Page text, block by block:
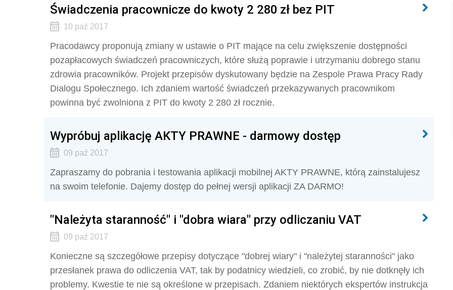
Świadczenia pracownicze do kwoty 2 280 zł bez PIT
10 paź 2017
Pracodawcy proponują zmiany w ustawie o PIT mające na celu zwiększenie dostępności
pozapłacowych świadczeń pracowniczych, które służą poprawie i utrzymaniu dobrego stanu
zdrowia pracowników. Projekt przepisów dyskutowany będzie na Zespole Prawa Pracy Rady
Dialogu Społecznego. Ich zdaniem wartość świadczeń przekazywanych pracownikom
powinna być zwolniona z PIT do kwoty 2 280 zł rocznie.
Wypróbuj aplikację AKTY PRAWNE - darmowy dostęp
09 paź 2017
Zapraszamy do pobrania i testowania aplikacji mobilnej AKTY PRAWNE, którą zainstalujesz
na swoim telefonie. Dajemy dostęp do pełnej wersji aplikacji ZA DARMO!
"Należyta staranność" i "dobra wiara" przy odliczaniu VAT
09 paź 2017
Konieczne są szczegółowe przepisy dotyczące "dobrej wiary" i "należytej staranności" jako
przesłanek prawa do odliczenia VAT, tak by podatnicy wiedzieli, co zrobić, by nie dotknęły ich
problemy. Kwestie te nie są określone w przepisach. Zdaniem niektórych ekspertów instrukcja